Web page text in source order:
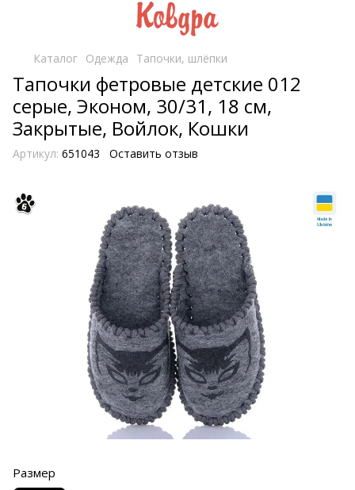
Каталог Одежда Тапочки, шлёпки
Тапочки фетровые детские 012
серые, Эконом, 30/31, 18 см,
Закрытые, Войлок, Кошки
Артикул: 651043 Оставить отзыв
Размер